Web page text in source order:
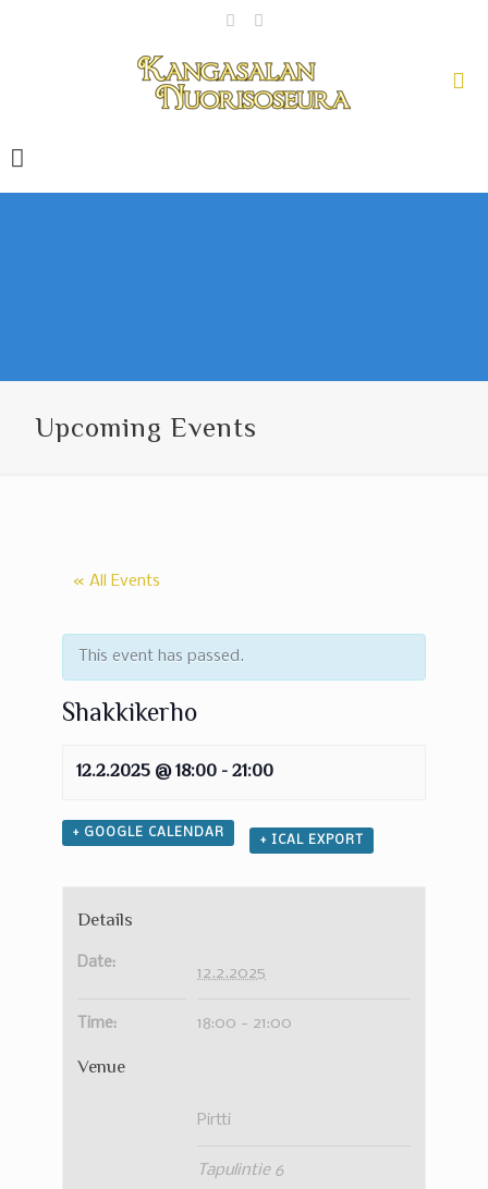
Upcoming Events
« All Events
This event has passed.
Shakkikerho
12.2.2025 @ 18:00- 21:00
+ GOOGLE CALENDAR
+ ICAL EXPORT
Details
Date:
12.2.2025
Time: 18:00 - 21:00
Venue
Pirtti
Tapulintie 6